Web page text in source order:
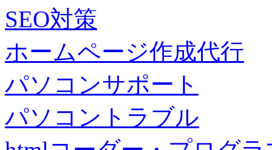
SEO対策
ホームページ作成代行
パソコンサポート
パソコントラブル